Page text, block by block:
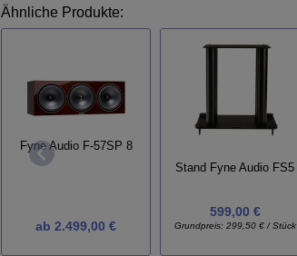
Ähnliche Produkte:
Fyne Audio F-57SP 8
ab 2.499,00 €
Stand Fyne Audio FS5
599,00 €
Grundpreis: 299,50 € / Stück